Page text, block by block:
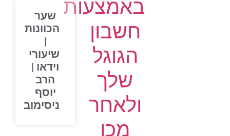
באמצעות
חשבון
הגוגל
שלך
ולאחר
מכן
שער
הכוונות
שיעורי
וידאו |
הרב
יוסף
ניסימוב